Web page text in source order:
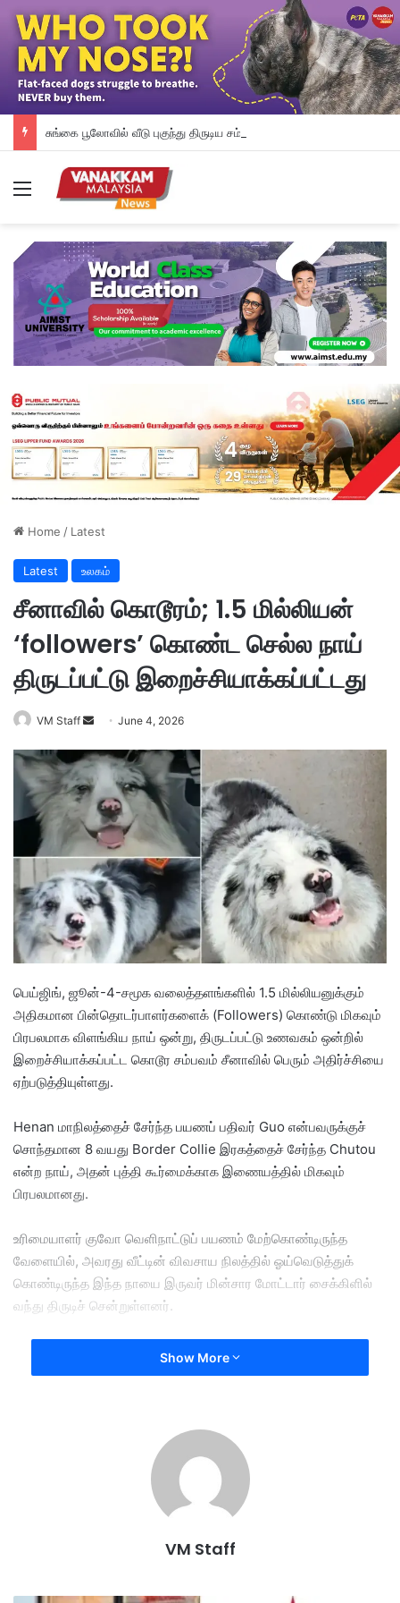
Menu
Home / Latest
Latest உலகம்
சீனாவில் கொடூரம்; 1.5 மில்லியன்
‘followers’ கொண்ட செல்ல நாய்
திருடப்பட்டு இறைச்சியாக்கப்பட்டது
VM Staff
n
d
a
n
e
m
a
i
l
June 4, 2026
பெய்ஜிங், ஜூன்-4-சமூக வலைத்தளங்களில் 1.5 மில்லியனுக்கும்
அதிகமான பின்தொடர்பாளர்களைக் (Followers) கொண்டு மிகவும்
பிரபலமாக விளங்கிய நாய் ஒன்று, திருடப்பட்டு உணவகம் ஒன்றில்
இறைச்சியாக்கப்பட்ட கொடூர சம்பவம் சீனாவில் பெரும் அதிர்ச்சியை
ஏற்படுத்தியுள்ளது.
​Henan மாநிலத்தைச் சேர்ந்த பயணப் பதிவர் Guo என்பவருக்குச்
சொந்தமான 8 வயது Border Collie இரகத்தைச் சேர்ந்த Chutou
என்ற நாய், அதன் புத்தி கூர்மைக்காக இணையத்தில் மிகவும்
பிரபலமானது.
உரிமையாளர் குவோ வெளிநாட்டுப் பயணம் மேற்கொண்டிருந்த
வேளையில், அவரது வீட்டின் விவசாய நிலத்தில் ஓய்வெடுத்துக்
கொண்டிருந்த இந்த நாயை இருவர் மின்சார மோட்டார் சைக்கிளில்
வந்து திருடிச் சென்றுள்ளனர்.
CCTV கேமரா மூலம் திருடனை அடையாளம் கண்ட குவோ, தனது
நாயை மீட்டுக் கொடுக்க 10,000 யுவான் தருவதாகக் கூறியும்
அந்த நாய் வெறும் 180 யுவானுக்கு (சுமார் 25 அமெரிக்க டாலர்) நாய்
இறைச்சி விற்கும் உணவகம் ஒன்றிற்கு விற்கப்பட்டு, ஏற்கனவே
சமைக்கப்பட்டு விட்டதாகக் கூறி திருடன் திமிராகப்
சீனாவில் வளர்ப்புப் பிராணிகளுக்கான பாதுகாப்புச் சட்டங்கள்
தண்டனை வழங்கக் கோரி குவோ தற்போது போலீஸில் புகார்
Show More
VM Staff